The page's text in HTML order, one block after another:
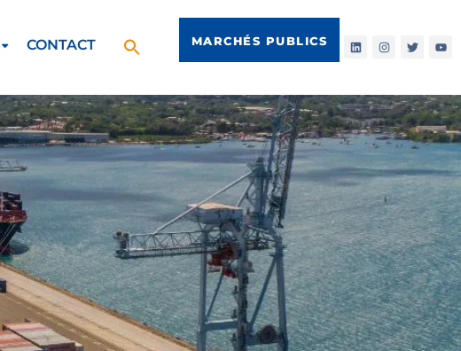
CONTACT MARCHÉS PUBLICS